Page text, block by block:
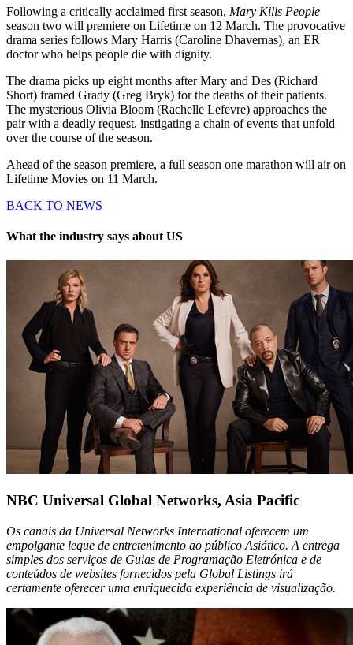
Following a critically acclaimed first season, Mary Kills People
season two will premiere on Lifetime on 12 March. The provocative
drama series follows Mary Harris (Caroline Dhavernas), an ER
doctor who helps people die with dignity.
The drama picks up eight months after Mary and Des (Richard
Short) framed Grady (Greg Bryk) for the deaths of their patients.
The mysterious Olivia Bloom (Rachelle Lefevre) approaches the
pair with a deadly request, instigating a chain of events that unfold
over the course of the season.
Ahead of the season premiere, a full season one marathon will air on
Lifetime Movies on 11 March.
BACK TO NEWS
What the industry says about US
NBC Universal Global Networks, Asia Pacific
Os canais da Universal Networks International oferecem um
empolgante leque de entretenimento ao público Asiático. A entrega
simples dos serviços de Guias de Programação Eletrónica e de
conteúdos de websites fornecidos pela Global Listings irá
certamente oferecer uma enriquecida experiência de visualização.